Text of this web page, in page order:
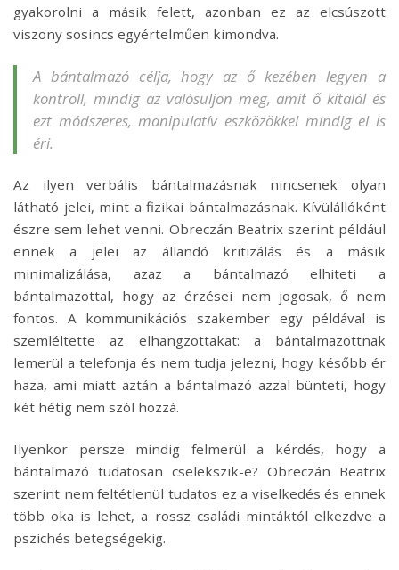
gyakorolni a másik felett, azonban ez az elcsúszott
viszony sosincs egyértelműen kimondva.
A bántalmazó célja, hogy az ő kezében legyen a
kontroll, mindig az valósuljon meg, amit ő kitalál és
ezt módszeres, manipulatív eszközökkel mindig el is
éri.
Az ilyen verbális bántalmazásnak nincsenek olyan
látható jelei, mint a fizikai bántalmazásnak. Kívülállóként
észre sem lehet venni. Obreczán Beatrix szerint például
ennek a jelei az állandó kritizálás és a másik
minimalizálása, azaz a bántalmazó elhiteti a
bántalmazottal, hogy az érzései nem jogosak, ő nem
fontos. A kommunikációs szakember egy példával is
szemléltette az elhangzottakat: a bántalmazottnak
lemerül a telefonja és nem tudja jelezni, hogy később ér
haza, ami miatt aztán a bántalmazó azzal bünteti, hogy
két hétig nem szól hozzá.
Ilyenkor persze mindig felmerül a kérdés, hogy a
bántalmazó tudatosan cselekszik-e? Obreczán Beatrix
szerint nem feltétlenül tudatos ez a viselkedés és ennek
több oka is lehet, a rossz családi mintáktól elkezdve a
pszichés betegségekig.